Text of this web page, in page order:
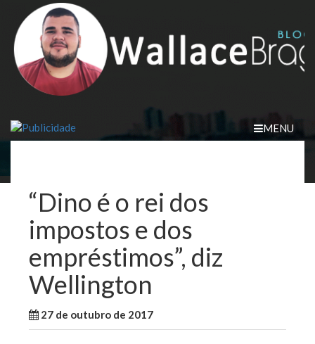
content
MENU
“Dino é o rei dos
impostos e dos
empréstimos”, diz
Wellington
27 de outubro de 2017